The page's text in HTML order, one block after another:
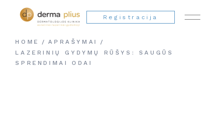
Registracija
HOME
APRAŠYMAI
LAZERINIŲ GYDYMŲ RŪŠYS: SAUGŪS
SPRENDIMAI ODAI